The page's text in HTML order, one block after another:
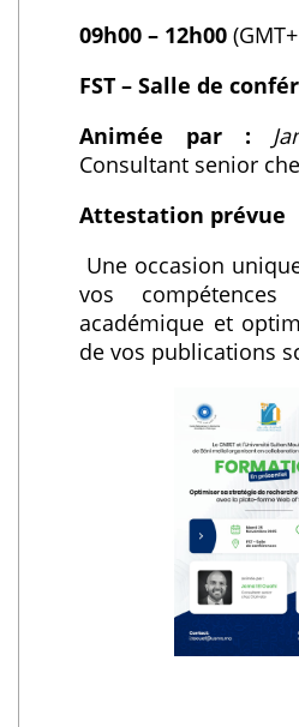
09h00 – 12h00
FST – Salle de
Animée par :
Consultant senior
Attestation prévue
Une occasion
vos
académique et
de vos publications